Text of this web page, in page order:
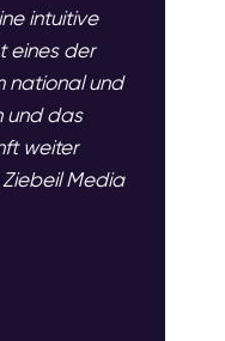
intuitive
eines der
national und
und das
weiter
Media